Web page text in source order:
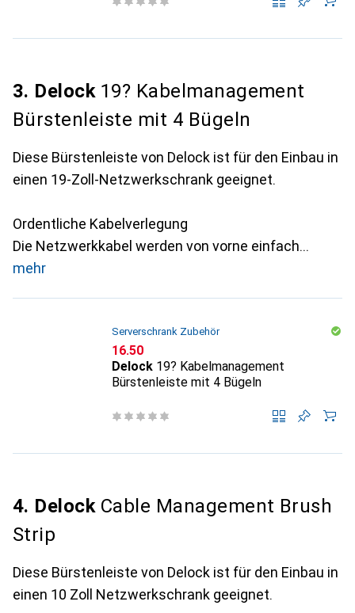
3. Delock19? Kabelmanagement
Bürstenleiste mit 4 Bügeln
Diese Bürstenleiste von Delock ist für den Einbau in
einen 19-Zoll-Netzwerkschrank geeignet.
Ordentliche Kabelverlegung
Die Netzwerkkabel werden von vorne einfach
mehr
Serverschrank Zubehör
CHF
16.50
Delock 19? Kabelmanagement
Bürstenleiste mit 4 Bügeln
4. DelockCable Management Brush
Strip
Diese Bürstenleiste von Delock ist für den Einbau in
einen 10 Zoll Netzwerkschrank geeignet.